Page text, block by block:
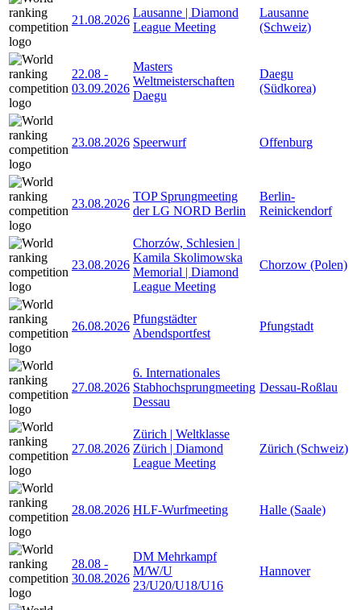
21.08.2026
Lausanne | Diamond
League Meeting
Lausanne
(Schweiz)
22.08 -
03.09.2026
Masters
Weltmeisterschaften
Daegu
Daegu
(Südkorea)
23.08.2026 Speerwurf Offenburg
23.08.2026
TOP Sprungmeeting
der LG NORD Berlin
Berlin-
Reinickendorf
23.08.2026
Chorzów, Schlesien |
Kamila Skolimowska
Memorial | Diamond
League Meeting
Chorzow (Polen)
26.08.2026
Pfungstädter
Abendsportfest
Pfungstadt
27.08.2026
6. Internationales
Stabhochsprungmeeting
Dessau
Dessau-Roßlau
27.08.2026
Zürich | Weltklasse
Zürich | Diamond
League Meeting
Zürich (Schweiz)
28.08.2026 HLF-Wurfmeeting Halle (Saale)
28.08 -
30.08.2026
DM Mehrkampf
M/W/U
23/U20/U18/U16
Hannover